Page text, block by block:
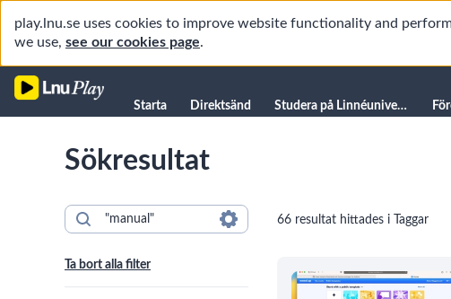
play.lnu.se uses cookies to improve website functionality and
we use, see our cookies page.
Starta
Forskning
Starta Direktsänd Studera på Linnéuniversitetet
Sökresultat
Ta bort alla filter
66 resultat hittades i Taggar